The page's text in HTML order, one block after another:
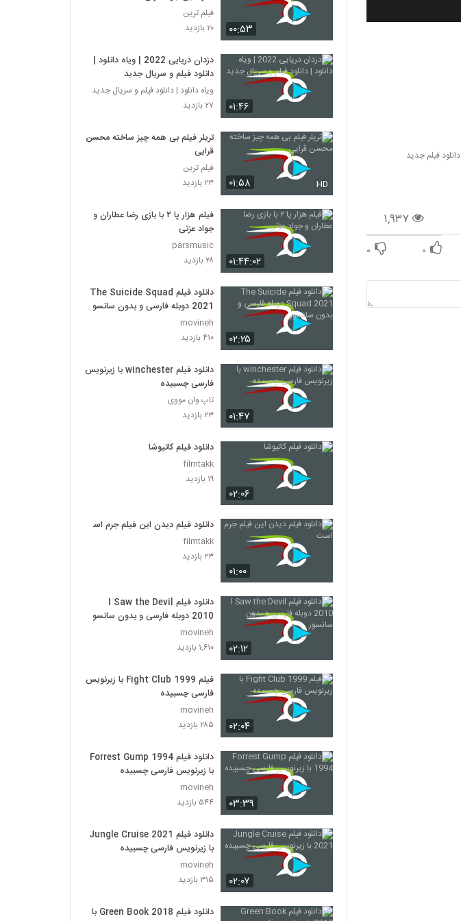
دانلود فیلم جدید
۱,۹۳۷
۰ ۰
۰۰:۵۳
فیلم ترین
۲۰ بازدید
۰۱:۴۶
دزدان دریایی 2022 | ویاه دانلود |
دانلود فیلم و سریال جدید
ویاه دانلود | دانلود فیلم و سریال جدید
۲۷ بازدید
۰۱:۵۸ HD
تریلر فیلم بی همه چیز ساخته محسن
قرایی
فیلم ترین
۲۳ بازدید
۰۱:۴۴:۰۲
فیلم هزار پا ۲ با بازی رضا عطاران و
جواد عزتی
parsmusic
۲۸ بازدید
۰۲:۲۵
دانلود فیلم The Suicide Squad
2021 دوبله فارسی و بدون سانسور
movineh
۴۱۰ بازدید
۰۱:۴۷
دانلود فیلم winchester با زیرنویس
فارسی چسبیده
تاپ وان مووی
۲۳ بازدید
۰۲:۰۶
دانلود فیلم کاتیوشا
filmtakk
۱۹ بازدید
۰۱:۰۰
دانلود فیلم دیدن این فیلم جرم است
filmtakk
۲۳ بازدید
۰۲:۱۲
دانلود فیلم I Saw the Devil
2010 دوبله فارسی و بدون سانسور
movineh
۱,۶۱۰ بازدید
۰۲:۰۴
فیلم Fight Club 1999 با زیرنویس
فارسی چسبیده
movineh
۲۸۵ بازدید
۰۳:۳۹
دانلود فیلم Forrest Gump 1994
با زیرنویس فارسی چسبیده
movineh
۵۴۴ بازدید
۰۲:۰۷
دانلود فیلم Jungle Cruise 2021
با زیرنویس فارسی چسبیده
movineh
۳۱۵ بازدید
دانلود فیلم Green Book 2018 با